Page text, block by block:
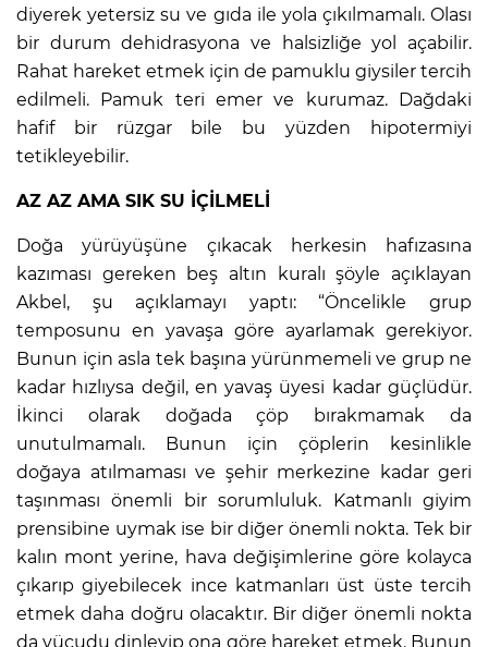
diyerek yetersiz su ve gıda ile yola çıkılmamalı. Olası
bir durum dehidrasyona ve halsizliğe yol açabilir.
Rahat hareket etmek için de pamuklu giysiler tercih
edilmeli. Pamuk teri emer ve kurumaz. Dağdaki
hafif bir rüzgar bile bu yüzden hipotermiyi
tetikleyebilir.
AZ AZ AMA SIK SU İÇİLMELİ
Doğa yürüyüşüne çıkacak herkesin hafızasına
kazıması gereken beş altın kuralı şöyle açıklayan
Akbel, şu açıklamayı yaptı: “Öncelikle grup
temposunu en yavaşa göre ayarlamak gerekiyor.
Bunun için asla tek başına yürünmemeli ve grup ne
kadar hızlıysa değil, en yavaş üyesi kadar güçlüdür.
İkinci olarak doğada çöp bırakmamak da
unutulmamalı. Bunun için çöplerin kesinlikle
doğaya atılmaması ve şehir merkezine kadar geri
taşınması önemli bir sorumluluk. Katmanlı giyim
prensibine uymak ise bir diğer önemli nokta. Tek bir
kalın mont yerine, hava değişimlerine göre kolayca
çıkarıp giyebilecek ince katmanları üst üste tercih
etmek daha doğru olacaktır. Bir diğer önemli nokta
da vücudu dinleyip ona göre hareket etmek. Bunun